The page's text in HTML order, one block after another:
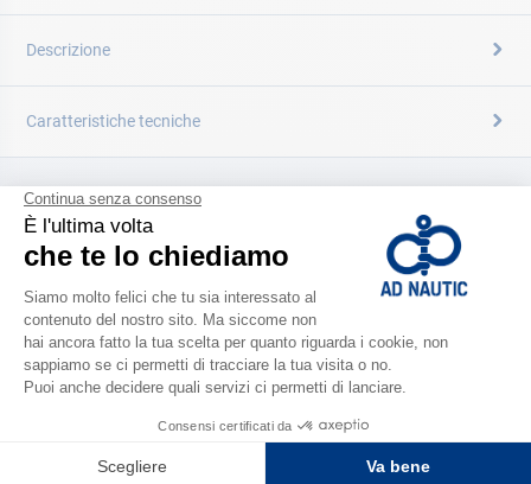
Descrizione
Caratteristiche tecniche
CATALOGARE
Scopri la
nuova guida AD 2026
SFOGLIA IL CATALOGO